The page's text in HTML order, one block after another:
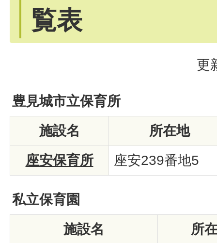
覧表
更
豊見城市立保育所
施設名
所在地
座安保育所
座安239番地5
私立保育園
施設名
所